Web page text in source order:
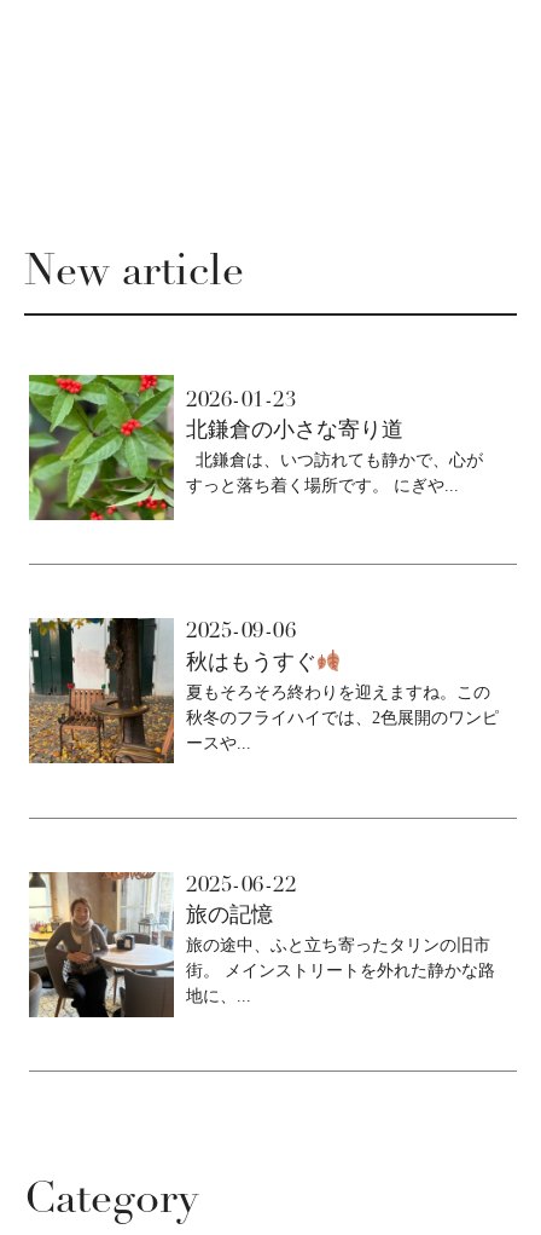
New article
2026-01-23
北鎌倉の小さな寄り道
北鎌倉は、いつ訪れても静かで、心が
すっと落ち着く場所です。 にぎや...
2025-09-06
秋はもうすぐ
夏もそろそろ終わりを迎えますね。この
秋冬のフライハイでは、2色展開のワンピ
ースや...
2025-06-22
旅の記憶
旅の途中、ふと立ち寄ったタリンの旧市
街。 メインストリートを外れた静かな路
地に、...
Category